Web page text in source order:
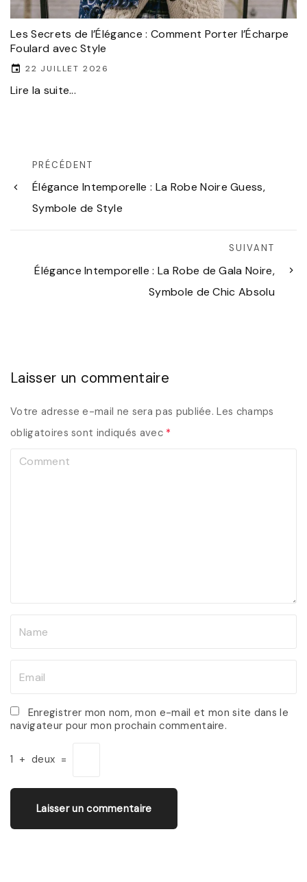
Les Secrets de l’Élégance : Comment Porter l’Écharpe
Foulard avec Style
22 JUILLET 2026
Lire la suite...
PRÉCÉDENT
Élégance Intemporelle : La Robe Noire Guess,
Symbole de Style
SUIVANT
Élégance Intemporelle : La Robe de Gala Noire,
Symbole de Chic Absolu
Laisser un commentaire
Votre adresse e-mail ne sera pas publiée. Les champs
obligatoires sont indiqués avec *
*
a
i
l
Enregistrer mon nom, mon e-mail et mon site dans le
navigateur pour mon prochain commentaire.
1 + deux =